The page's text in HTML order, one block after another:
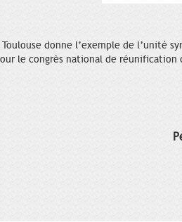
Toulouse donne l’exemple de l’unité
le congrès national de réunification